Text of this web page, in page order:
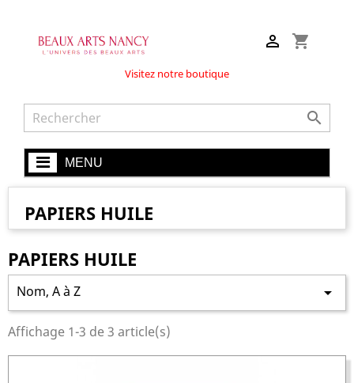
shopping_cart

Visitez notre boutique

MENU
PAPIERS HUILE
PAPIERS HUILE
Nom, A à Z 
Affichage 1-3 de 3 article(s)